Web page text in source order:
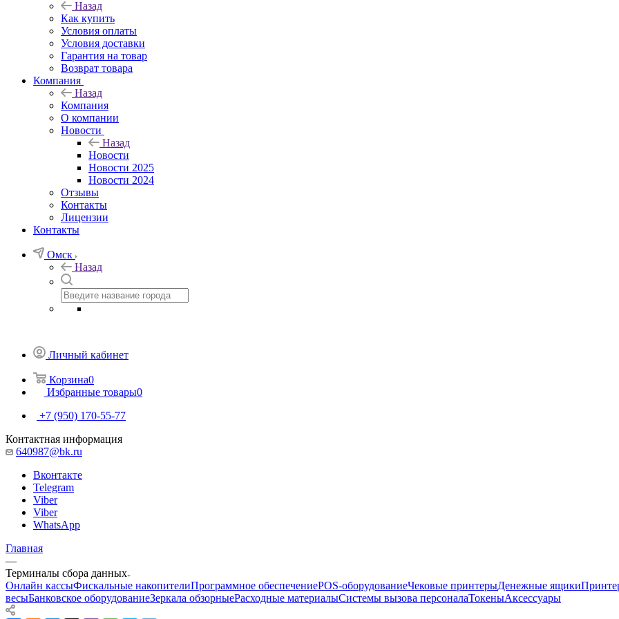
Назад
Как купить
Условия оплаты
Условия доставки
Гарантия на товар
Возврат товара
Компания
Назад
Компания
О компании
Новости
Назад
Новости
Новости 2025
Новости 2024
Отзывы
Контакты
Лицензии
Контакты
Омск
Назад
Личный кабинет
Корзина0
Избранные товары0
+7 (950) 170-55-77
Контактная информация
640987@bk.ru
Вконтакте
Telegram
Viber
Viber
WhatsApp
Главная
—
Терминалы сбора данных
Онлайн кассыФискальные накопителиПрограммное обеспечениеPOS-оборудованиеЧековые принтерыДенежные ящики
весыБанковское оборудованиеЗеркала обзорныеРасходные материалыСистемы вызова персоналаТокеныАксессуары